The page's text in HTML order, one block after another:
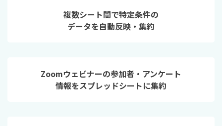
複数シート間で特定条件の
データを自動反映・集約
Zoomウェビナーの参加者・アンケート
情報をスプレッドシートに集約